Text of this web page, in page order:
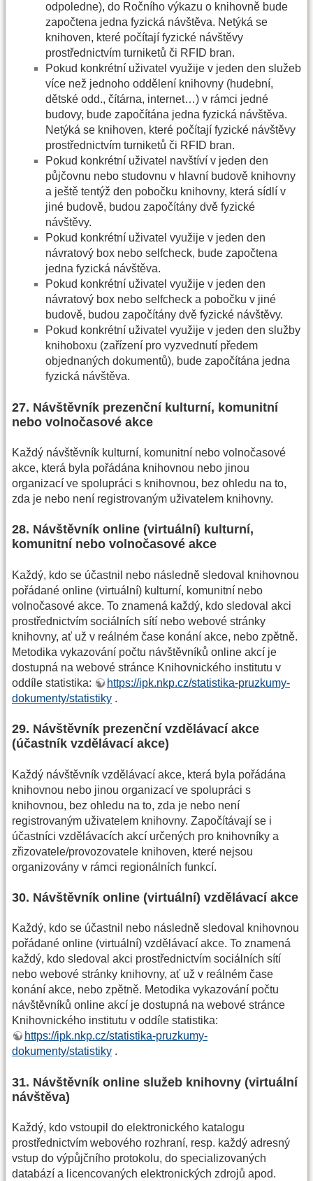
odpoledne), do Ročního výkazu o knihovně bude
započtena jedna fyzická návštěva. Netýká se
knihoven, které počítají fyzické návštěvy
prostřednictvím turniketů či RFID bran.
Pokud konkrétní uživatel využije v jeden den služeb
více než jednoho oddělení knihovny (hudební,
dětské odd., čítárna, internet…) v rámci jedné
budovy, bude započítána jedna fyzická návštěva.
Netýká se knihoven, které počítají fyzické návštěvy
prostřednictvím turniketů či RFID bran.
Pokud konkrétní uživatel navštíví v jeden den
půjčovnu nebo studovnu v hlavní budově knihovny
a ještě tentýž den pobočku knihovny, která sídlí v
jiné budově, budou započítány dvě fyzické
návštěvy.
Pokud konkrétní uživatel využije v jeden den
návratový box nebo selfcheck, bude započtena
jedna fyzická návštěva.
Pokud konkrétní uživatel využije v jeden den
návratový box nebo selfcheck a pobočku v jiné
budově, budou započítány dvě fyzické návštěvy.
Pokud konkrétní uživatel využije v jeden den služby
knihoboxu (zařízení pro vyzvednutí předem
objednaných dokumentů), bude započítána jedna
fyzická návštěva.
27. Návštěvník prezenční kulturní, komunitní
nebo volnočasové akce
Každý návštěvník kulturní, komunitní nebo volnočasové
akce, která byla pořádána knihovnou nebo jinou
organizací ve spolupráci s knihovnou, bez ohledu na to,
zda je nebo není registrovaným uživatelem knihovny.
28. Návštěvník online (virtuální) kulturní,
komunitní nebo volnočasové akce
Každý, kdo se účastnil nebo následně sledoval knihovnou
pořádané online (virtuální) kulturní, komunitní nebo
volnočasové akce. To znamená každý, kdo sledoval akci
prostřednictvím sociálních sítí nebo webové stránky
knihovny, ať už v reálném čase konání akce, nebo zpětně.
Metodika vykazování počtu návštěvníků online akcí je
dostupná na webové stránce Knihovnického institutu v
oddíle statistika:
https://ipk.nkp.cz/statistika-pruzkumy-
dokumenty/statistiky .
29. Návštěvník prezenční vzdělávací akce
(účastník vzdělávací akce)
Každý návštěvník vzdělávací akce, která byla pořádána
knihovnou nebo jinou organizací ve spolupráci s
knihovnou, bez ohledu na to, zda je nebo není
registrovaným uživatelem knihovny. Započítávají se i
účastníci vzdělávacích akcí určených pro knihovníky a
zřizovatele/provozovatele knihoven, které nejsou
organizovány v rámci regionálních funkcí.
30. Návštěvník online (virtuální) vzdělávací akce
Každý, kdo se účastnil nebo následně sledoval knihovnou
pořádané online (virtuální) vzdělávací akce. To znamená
každý, kdo sledoval akci prostřednictvím sociálních sítí
nebo webové stránky knihovny, ať už v reálném čase
konání akce, nebo zpětně. Metodika vykazování počtu
návštěvníků online akcí je dostupná na webové stránce
Knihovnického institutu v oddíle statistika:
https://ipk.nkp.cz/statistika-pruzkumy-
dokumenty/statistiky .
31. Návštěvník online služeb knihovny (virtuální
návštěva)
Každý, kdo vstoupil do elektronického katalogu
prostřednictvím webového rozhraní, resp. každý adresný
vstup do výpůjčního protokolu, do specializovaných
databází a licencovaných elektronických zdrojů apod.